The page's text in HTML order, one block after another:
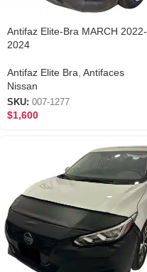
Antifaz Elite-Bra MARCH 2022-
2024
Antifaz Elite Bra Antifaces
Nissan
SKU: 007-1277
$1,600